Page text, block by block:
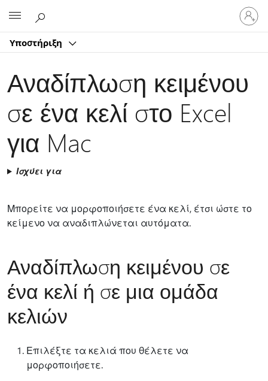
Υποστήριξη
Είσοδος
στον
Αναδίπλωση κειμένου
σε ένα κελί στο Excel
για Mac
Ισχύει για
Μπορείτε να μορφοποιήσετε ένα κελί, έτσι ώστε το
κείμενο να αναδιπλώνεται αυτόματα.
Αναδίπλωση κειμένου σε
ένα κελί ή σε μια ομάδα
κελιών
Επιλέξτε τα κελιά που θέλετε να
μορφοποιήσετε.